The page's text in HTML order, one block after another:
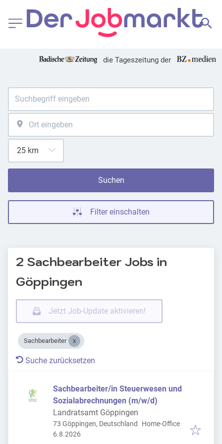
die Tageszeitung der
Suchen
Filter einschalten
2 Sachbearbeiter Jobs in
Göppingen
Jetzt Job-Update aktivieren!
Sachbearbeiter
Suche zurücksetzen
Sachbearbeiter/in Steuerwesen und
Sozialabrechnungen (m/w/d)
Landratsamt Göppingen
73 Göppingen, Deutschland
Home-Office
Veröffentlicht
6.8.2026